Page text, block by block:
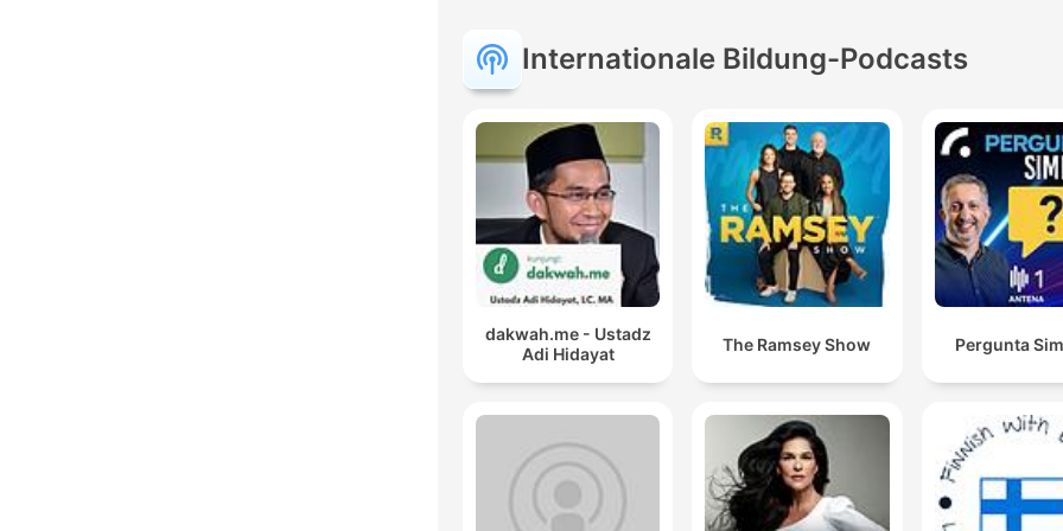
Internationale Bildung-Podcasts
dakwah.me - Ustadz
Adi Hidayat
The Ramsey Show Pergunta